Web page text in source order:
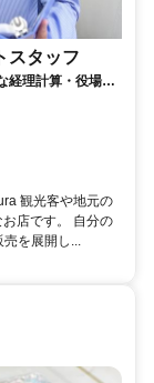
スタッフ
経理計算・役場対
観光客や地元の
店です。 自分の
売を展開し...